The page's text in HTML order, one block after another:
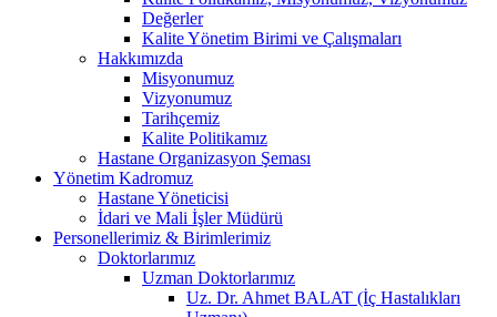
Değerler
Kalite Yönetim Birimi ve Çalışmaları
Hakkımızda
Misyonumuz
Vizyonumuz
Tarihçemiz
Kalite Politikamız
Hastane Organizasyon Şeması
Yönetim Kadromuz
Hastane Yöneticisi
İdari ve Mali İşler Müdürü
Personellerimiz & Birimlerimiz
Doktorlarımız
Uzman Doktorlarımız
Uz. Dr. Ahmet BALAT (İç Hastalıkları